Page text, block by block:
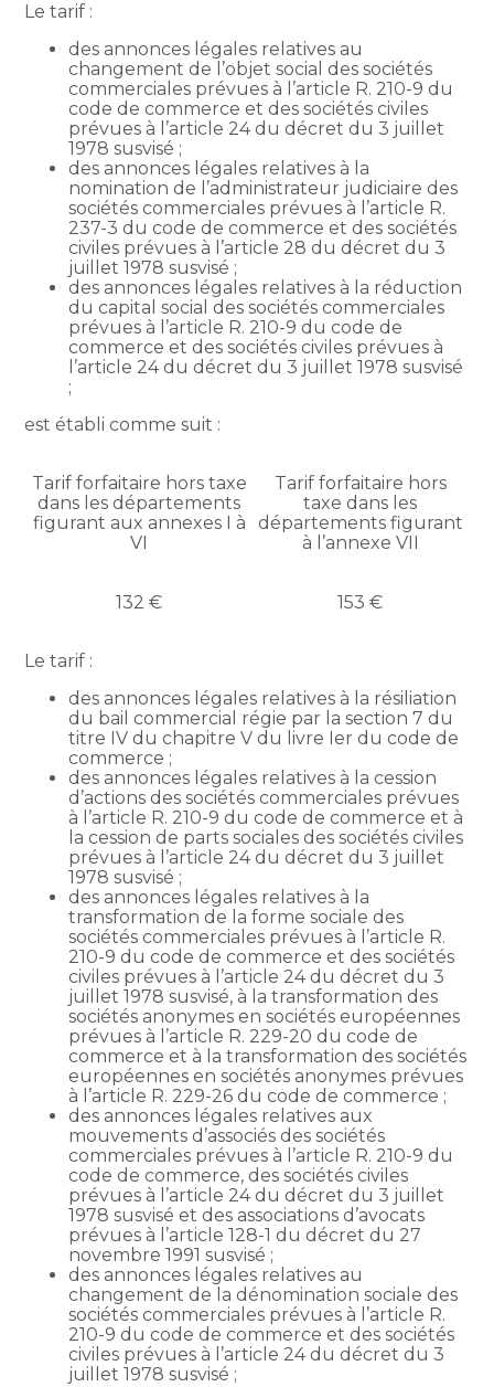
Le tarif :
des annonces légales relatives au
changement de l’objet social des sociétés
commerciales prévues à l’article R. 210-9 du
code de commerce et des sociétés civiles
prévues à l’article 24 du décret du 3 juillet
1978 susvisé ;
des annonces légales relatives à la
nomination de l’administrateur judiciaire des
sociétés commerciales prévues à l’article R.
237-3 du code de commerce et des sociétés
civiles prévues à l’article 28 du décret du 3
juillet 1978 susvisé ;
des annonces légales relatives à la réduction
du capital social des sociétés commerciales
prévues à l’article R. 210-9 du code de
commerce et des sociétés civiles prévues à
l’article 24 du décret du 3 juillet 1978 susvisé
;
est établi comme suit :
Tarif forfaitaire hors taxe
dans les départements
figurant aux annexes I à
VI
Tarif forfaitaire hors
taxe dans les
départements figurant
à l’annexe VII
132 € 153 €
Le tarif :
des annonces légales relatives à la résiliation
du bail commercial régie par la section 7 du
titre IV du chapitre V du livre Ier du code de
commerce ;
des annonces légales relatives à la cession
d’actions des sociétés commerciales prévues
à l’article R. 210-9 du code de commerce et à
la cession de parts sociales des sociétés civiles
prévues à l’article 24 du décret du 3 juillet
1978 susvisé ;
des annonces légales relatives à la
transformation de la forme sociale des
sociétés commerciales prévues à l’article R.
210-9 du code de commerce et des sociétés
civiles prévues à l’article 24 du décret du 3
juillet 1978 susvisé, à la transformation des
sociétés anonymes en sociétés européennes
prévues à l’article R. 229-20 du code de
commerce et à la transformation des sociétés
européennes en sociétés anonymes prévues
à l’article R. 229-26 du code de commerce ;
des annonces légales relatives aux
mouvements d’associés des sociétés
commerciales prévues à l’article R. 210-9 du
code de commerce, des sociétés civiles
prévues à l’article 24 du décret du 3 juillet
1978 susvisé et des associations d’avocats
prévues à l’article 128-1 du décret du 27
novembre 1991 susvisé ;
des annonces légales relatives au
changement de la dénomination sociale des
sociétés commerciales prévues à l’article R.
210-9 du code de commerce et des sociétés
civiles prévues à l’article 24 du décret du 3
juillet 1978 susvisé ;